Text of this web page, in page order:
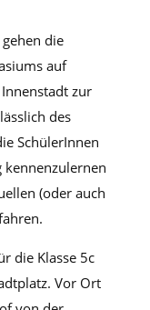
die
auf
zur
des
SchülerInnen
kennenzulernen
(oder auch
die Klasse 5c
Vor Ort